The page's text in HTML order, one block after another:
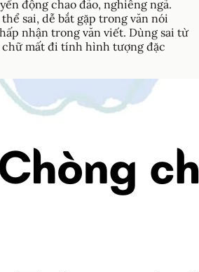
động chao đảo, nghiêng ngả.
sai, dễ bắt gặp trong văn nói
nhận trong văn viết. Dùng sai từ
mất đi tính hình tượng đặc